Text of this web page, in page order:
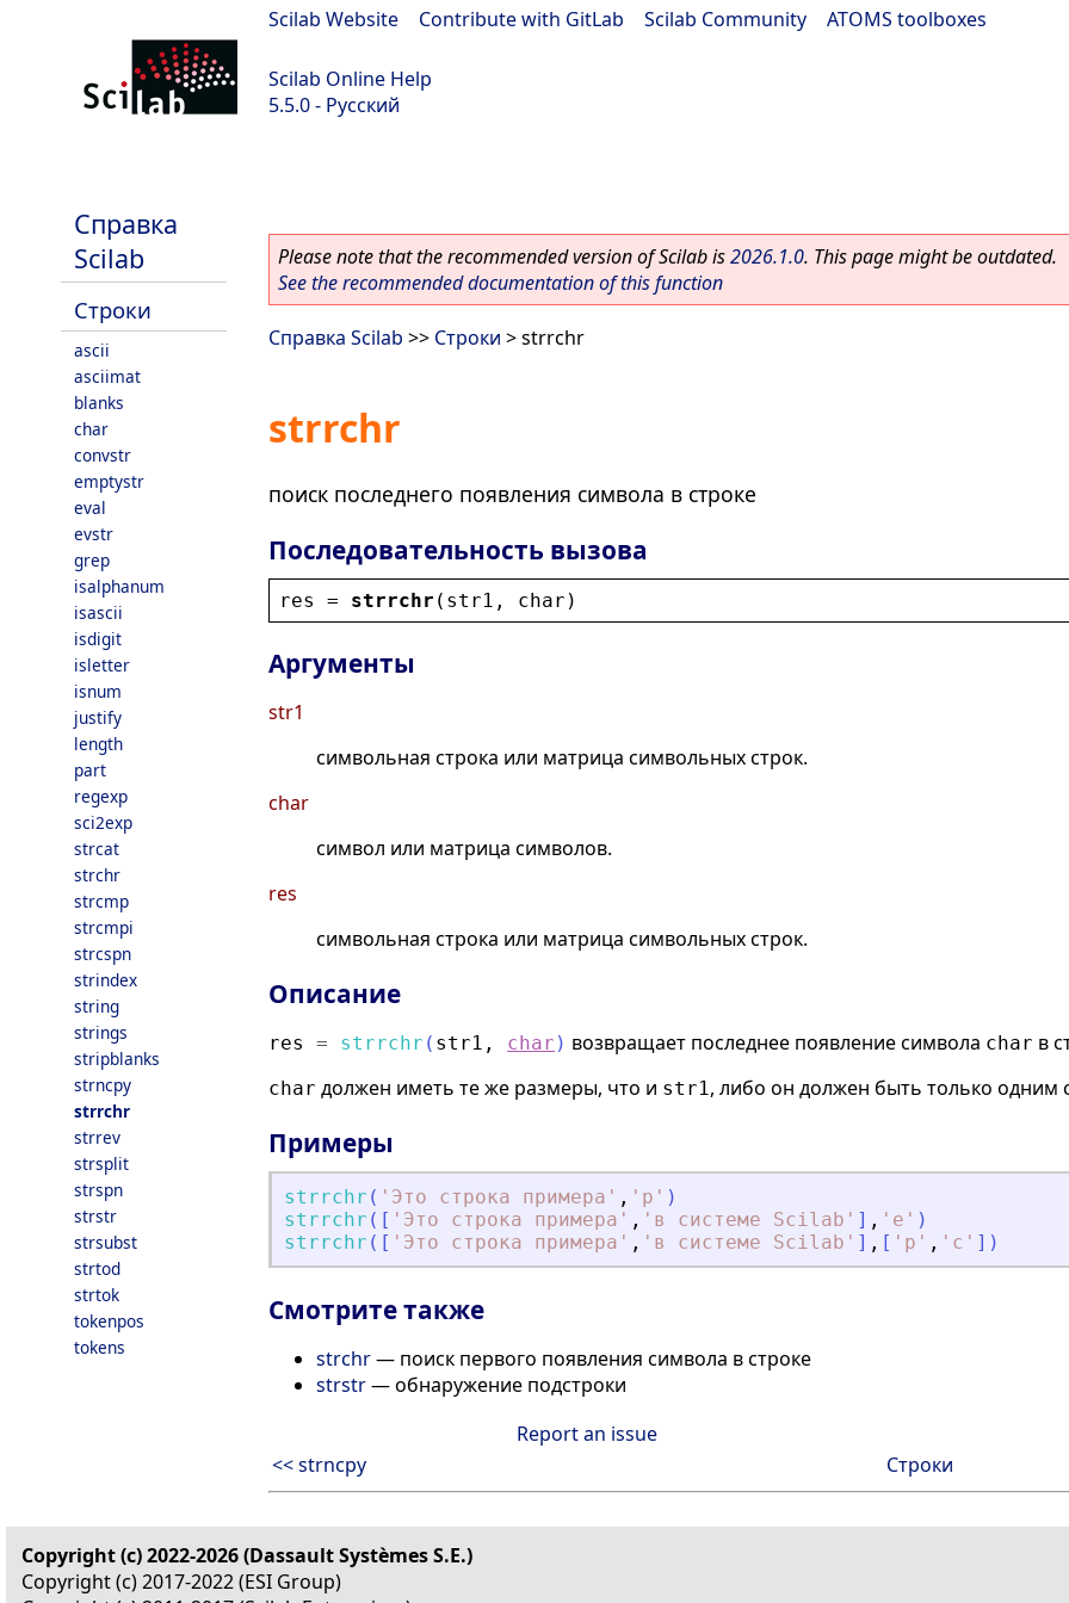
Scilab Website Contribute with GitLab Scilab Community ATOMS toolboxes
Scilab Online Help
5.5.0 - Русский
Справка
Scilab
Строки
ascii
asciimat
blanks
char
convstr
emptystr
eval
evstr
grep
isalphanum
isascii
isdigit
isletter
isnum
justify
length
part
regexp
sci2exp
strcat
strchr
strcmp
strcmpi
strcspn
strindex
string
strings
stripblanks
strncpy
strrchr
strrev
strsplit
strspn
strstr
strsubst
strtod
strtok
tokenpos
tokens
Please note that the recommended version of Scilab is2026.1.0. This page might be outdated.
See the recommended documentation of this function
Справка Scilab >> Строки > strrchr
strrchr
поиск последнего появления символа в строке
Последовательность вызова
res = strrchr ( str1 , char )
Аргументы
str1
символьная строка или матрица символьных строк.
char
символ или матрица символов.
res
символьная строка или матрица символьных строк.
Описание
res = strrchr ( str1 , char ) возвращает последнее появление символа char в
char должен иметь те же размеры, что и str1, либо он должен быть только одним
Примеры
strrchr ( ' Это строка примера ' , ' р ' )
strrchr ( [ ' Это строка примера ' , ' в системе Scilab ' ] , ' е ' )
strrchr ( [ ' Это строка примера ' , ' в системе Scilab ' ] , [ ' р ' , ' с ' ] )
Смотрите также
strchr— поиск первого появления символа в строке
strstr— обнаружение подстроки
Report an issue
<< strncpy
Строки
Copyright (c) 2022-2026 (Dassault Systèmes S.E.)
Copyright (c) 2017-2022 (ESI Group)